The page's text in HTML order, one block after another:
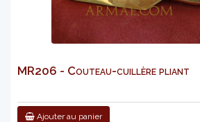
MR206 - Couteau-cuillère pliant
Ajouter au panier